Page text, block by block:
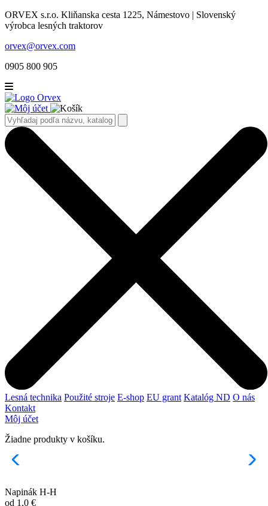
ORVEX s.r.o. Kliňanska cesta 1225, Námestovo | Slovenský
výrobca lesných traktorov
orvex@orvex.com
0905 800 905
Lesná technika Použité stroje E-shop EU grant Katalóg ND O nás
Kontakt
Môj účet
Žiadne produkty v košíku.
Napinák H-H
od 1,0 €